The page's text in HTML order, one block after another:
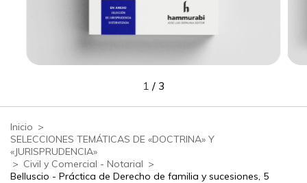
1 / 3
Inicio >
SELECCIONES TEMÁTICAS DE «DOCTRINA» Y
«JURISPRUDENCIA»
> Civil y Comercial - Notarial >
Belluscio - Práctica de Derecho de familia y sucesiones, 5